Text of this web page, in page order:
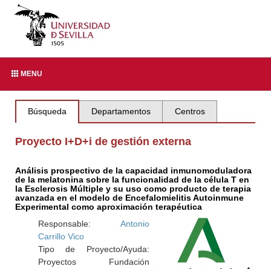
MENU
Búsqueda Departamentos Centros
Proyecto I+D+i de gestión externa
Análisis prospectivo de la capacidad inmunomoduladora
de la melatonina sobre la funcionalidad de la célula T en
la Esclerosis Múltiple y su uso como producto de terapia
avanzada en el modelo de Encefalomielitis Autoinmune
Experimental como aproximación terapéutica
Responsable: Antonio
Carrillo Vico
Tipo de Proyecto/Ayuda:
Proyectos Fundación